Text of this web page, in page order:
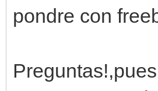
pondre con